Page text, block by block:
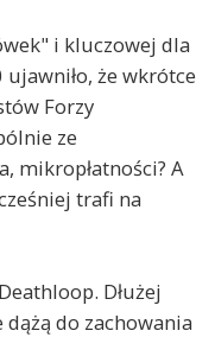
i kluczowej dla
że wkrótce
Forzy
ze
mikropłatności? A
trafi na
Dłużej
do zachowania